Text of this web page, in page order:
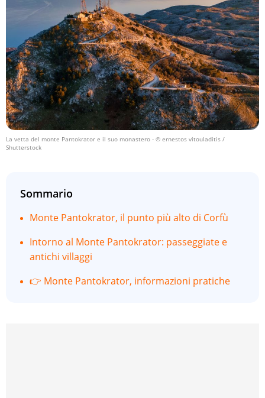
La vetta del monte Pantokrator e il suo monastero - © ernestos vitouladitis /
Shutterstock
Sommario
Monte Pantokrator, il punto più alto di Corfù
Intorno al Monte Pantokrator: passeggiate e
antichi villaggi
👉 Monte Pantokrator, informazioni pratiche